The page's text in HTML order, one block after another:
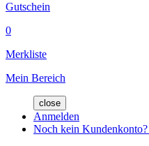
Gutschein
0
Merkliste
Mein Bereich
close
Anmelden
Noch kein Kundenkonto?